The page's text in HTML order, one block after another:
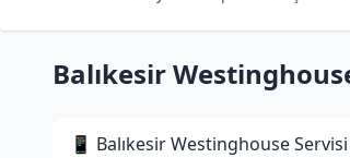
Balıkesir
📱 Balıkesir Westinghouse